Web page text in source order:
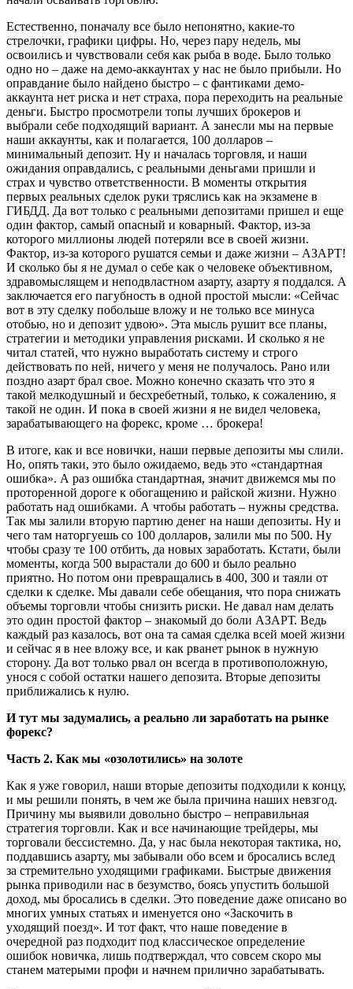
Естественно, поначалу все было непонятно, какие-то
стрелочки, графики цифры. Но, через пару недель, мы
освоились и чувствовали себя как рыба в воде. Было только
одно но – даже на демо-аккаунтах у нас не было прибыли. Но
оправдание было найдено быстро – с фантиками демо-
аккаунта нет риска и нет страха, пора переходить на реальные
деньги. Быстро просмотрели топы лучших брокеров и
выбрали себе подходящий вариант. А занесли мы на первые
наши аккаунты, как и полагается, 100 долларов –
минимальный депозит. Ну и началась торговля, и наши
ожидания оправдались, с реальными деньгами пришли и
страх и чувство ответственности. В моменты открытия
первых реальных сделок руки тряслись как на экзамене в
ГИБДД. Да вот только с реальными депозитами пришел и еще
один фактор, самый опасный и коварный. Фактор, из-за
которого миллионы людей потеряли все в своей жизни.
Фактор, из-за которого рушатся семьи и даже жизни – АЗАРТ!
И сколько бы я не думал о себе как о человеке объективном,
здравомыслящем и неподвластном азарту, азарту я поддался. А
заключается его пагубность в одной простой мысли: «Сейчас
вот в эту сделку побольше вложу и не только все минуса
отобью, но и депозит удвою». Эта мысль рушит все планы,
стратегии и методики управления рисками. И сколько я не
читал статей, что нужно выработать систему и строго
действовать по ней, ничего у меня не получалось. Рано или
поздно азарт брал свое. Можно конечно сказать что это я
такой мелкодушный и бесхребетный, только, к сожалению, я
такой не один. И пока в своей жизни я не видел человека,
зарабатывающего на форекс, кроме … брокера!
В итоге, как и все новички, наши первые депозиты мы слили.
Но, опять таки, это было ожидаемо, ведь это «стандартная
ошибка». А раз ошибка стандартная, значит движемся мы по
проторенной дороге к обогащению и райской жизни. Нужно
работать над ошибками. А чтобы работать – нужны средства.
Так мы залили вторую партию денег на наши депозиты. Ну и
чего там наторгуешь со 100 долларов, залили мы по 500. Ну
чтобы сразу те 100 отбить, да новых заработать. Кстати, были
моменты, когда 500 вырастали до 600 и было реально
приятно. Но потом они превращались в 400, 300 и таяли от
сделки к сделке. Мы давали себе обещания, что пора снижать
объемы торговли чтобы снизить риски. Не давал нам делать
это один простой фактор – знакомый до боли АЗАРТ. Ведь
каждый раз казалось, вот она та самая сделка всей моей жизни
и сейчас я в нее вложу все, и как рванет рынок в нужную
сторону. Да вот только рвал он всегда в противоположную,
унося с собой остатки нашего депозита. Вторые депозиты
приближались к нулю.
И тут мы задумались, а реально ли заработать на рынке
форекс?
Часть 2. Как мы «озолотились» на золоте
Как я уже говорил, наши вторые депозиты подходили к концу,
и мы решили понять, в чем же была причина наших невзгод.
Причину мы выявили довольно быстро – неправильная
стратегия торговли. Как и все начинающие трейдеры, мы
торговали бессистемно. Да, у нас была некоторая тактика, но,
поддавшись азарту, мы забывали обо всем и бросались вслед
за стремительно уходящими графиками. Быстрые движения
рынка приводили нас в безумство, боясь упустить большой
доход, мы бросались в сделки. Это поведение даже описано во
многих умных статьях и именуется оно «Заскочить в
уходящий поезд». И тот факт, что наше поведение в
очередной раз подходит под классическое определение
ошибок новичка, лишь подтверждал, что совсем скоро мы
станем матерыми профи и начнем прилично зарабатывать.